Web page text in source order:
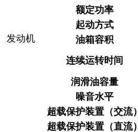
发动机
额定功率
起动方式
油箱容积
连续运转时间
润滑油容量
噪音水平
超载保护装置（交流）
超载保护装置（直流）